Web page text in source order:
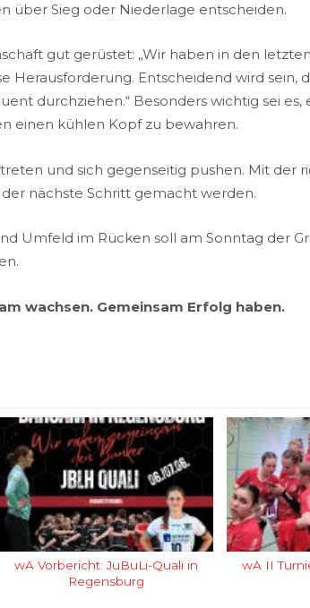
über Sieg oder Niederlage entscheiden.
gut gerüstet: „Wir haben in den
Herausforderung. Entscheidend wird sein,
durchziehen.“ Besonders wichtig sei es,
einen kühlen Kopf zu bewahren.
und sich gegenseitig pushen. Mit der
nächste Schritt gemacht werden.
Umfeld im Rücken soll am Sonntag der
wachsen. Gemeinsam Erfolg haben.
wA Vorbericht: JuBuLi-Quali in
Regensburg
wA II